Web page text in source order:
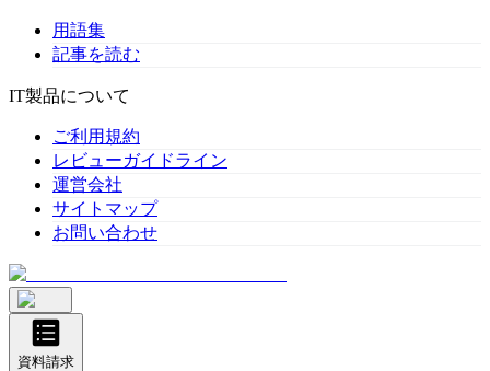
用語集
記事を読む
IT製品について
ご利用規約
レビューガイドライン
運営会社
サイトマップ
お問い合わせ
資料請求